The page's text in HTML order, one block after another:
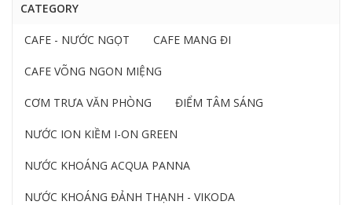
CATEGORY
CAFE - NƯỚC NGỌT CAFE MANG ĐI
CAFE VÕNG NGON MIỆNG
CƠM TRƯA VĂN PHÒNG ĐIỂM TÂM SÁNG
NƯỚC ION KIỀM I-ON GREEN
NƯỚC KHOÁNG ACQUA PANNA
NƯỚC KHOÁNG ĐẢNH THẠNH - VIKODA